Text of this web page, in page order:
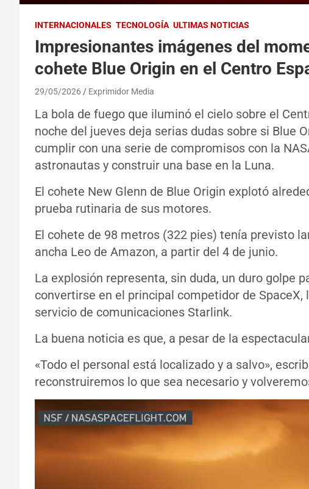
INTERNACIONALES TECNOLOGÍA ULTIMAS NOTICIAS
Impresionantes imágenes del
cohete Blue Origin en el Centro
29/05/2026 Exprimidor Media
La bola de fuego que iluminó el cielo sobre el
noche del jueves deja serias dudas sobre si Blue
cumplir con una serie de compromisos con la
astronautas y construir una base en la Luna.
El cohete New Glenn de Blue Origin explotó
prueba rutinaria de sus motores.
El cohete de 98 metros (322 pies) tenía previsto
ancha Leo de Amazon, a partir del 4 de junio.
La explosión representa, sin duda, un duro golpe
convertirse en el principal competidor de SpaceX,
servicio de comunicaciones Starlink.
La buena noticia es que, a pesar de la
«Todo el personal está localizado y a salvo»,
reconstruiremos lo que sea necesario y